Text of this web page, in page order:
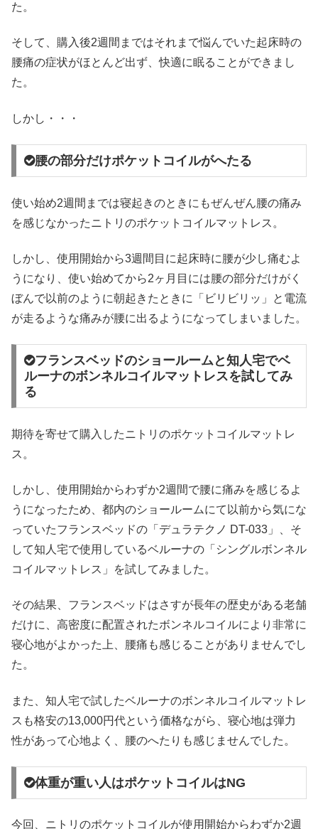
た。
そして、購入後2週間まではそれまで悩んでいた起床時の
腰痛の症状がほとんど出ず、快適に眠ることができまし
た。
しかし・・・
腰の部分だけポケットコイルがへたる
使い始め2週間までは寝起きのときにもぜんぜん腰の痛み
を感じなかったニトリのポケットコイルマットレス。
しかし、使用開始から3週間目に起床時に腰が少し痛むよ
うになり、使い始めてから2ヶ月目には腰の部分だけがく
ぼんで以前のように朝起きたときに「ビリビリッ」と電流
が走るような痛みが腰に出るようになってしまいました。
フランスベッドのショールームと知人宅でベ
ルーナのボンネルコイルマットレスを試してみ
る
期待を寄せて購入したニトリのポケットコイルマットレ
ス。
しかし、使用開始からわずか2週間で腰に痛みを感じるよ
うになったため、都内のショールームにて以前から気にな
っていたフランスベッドの「デュラテクノ DT-033」、そ
して知人宅で使用しているベルーナの「シングルボンネル
コイルマットレス」を試してみました。
その結果、フランスベッドはさすが長年の歴史がある老舗
だけに、高密度に配置されたボンネルコイルにより非常に
寝心地がよかった上、腰痛も感じることがありませんでし
た。
また、知人宅で試したベルーナのボンネルコイルマットレ
スも格安の13,000円代という価格ながら、寝心地は弾力
性があって心地よく、腰のへたりも感じませんでした。
体重が重い人はポケットコイルはNG
今回、ニトリのポケットコイルが使用開始からわずか2週